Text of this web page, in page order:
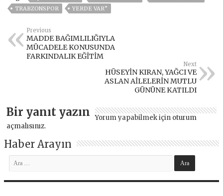
TRABZONSPOR
YERDE VAR”
Previous
MADDE BAĞIMLILIĞIYLA
MÜCADELE KONUSUNDA
FARKINDALIK EĞİTİM
Next
HÜSEYİN KIRAN, YAĞCI VE
ASLAN AİLELERİN MUTLU
GÜNÜNE KATILDI
Bir yanıt yazın Yorum yapabilmek için oturum
açmalısınız.
Haber Arayın